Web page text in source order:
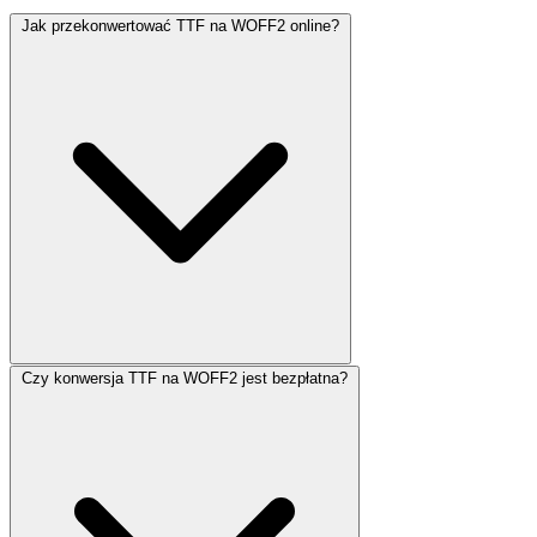
Jak przekonwertować TTF na WOFF2 online?
Czy konwersja TTF na WOFF2 jest bezpłatna?